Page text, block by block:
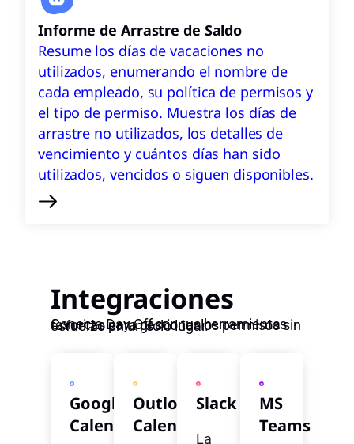
Informe de Arrastre de Saldo
Resume los días de vacaciones no
utilizados, enumerando el nombre de
cada empleado, su política de permisos y
el tipo de permiso. Muestra los días de
arrastre no utilizados, los detalles de
vencimiento y cuántos días han sido
utilizados, vencidos o siguen disponibles.
Integraciones
Conecta Day Off con tus herramientas favoritas para gestionar los permisos sin esfuerzo en un solo lugar.
Google
Calendar
Outlook
Calendar
Slack
La
MS
Teams